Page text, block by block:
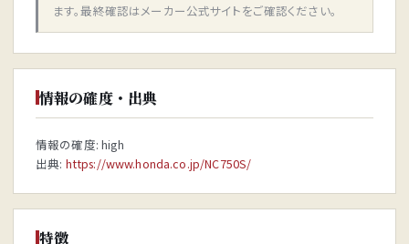
ます。最終確認はメーカー公式サイトをご確認ください。
情報の確度・出典
情報の確度: high
出典: https://www.honda.co.jp/NC750S/
特徴